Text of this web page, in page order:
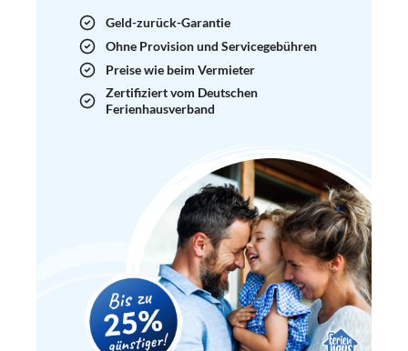
Geld-zurück-Garantie
Ohne Provision und Servicegebühren
Preise wie beim Vermieter
Zertifiziert vom Deutschen
Ferienhausverband